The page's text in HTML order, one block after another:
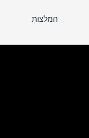
המלצות